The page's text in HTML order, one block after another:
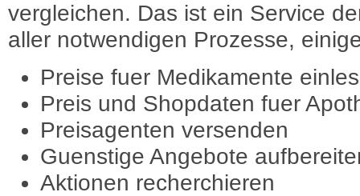
vergleichen. Das ist ein Service
aller notwendigen Prozesse,
Preise fuer Medikamente
Preis und Shopdaten fuer
Preisagenten versenden
Guenstige Angebote
Aktionen recherchieren